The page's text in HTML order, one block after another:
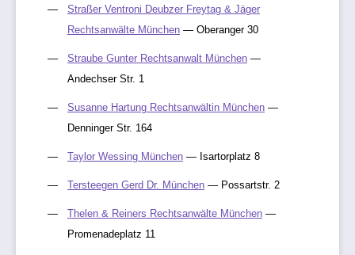
Straßer Ventroni Deubzer Freytag & Jäger
Rechtsanwälte München — Oberanger 30
Straube Gunter Rechtsanwalt München —
Andechser Str. 1
Susanne Hartung Rechtsanwältin München —
Denninger Str. 164
Taylor Wessing München — Isartorplatz 8
Tersteegen Gerd Dr. München — Possartstr. 2
Thelen & Reiners Rechtsanwälte München —
Promenadeplatz 11